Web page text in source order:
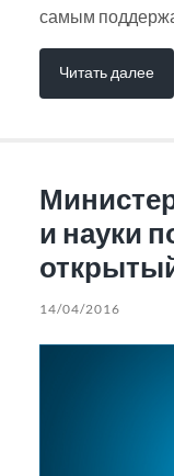
самым
Читать далее
и науки
14/04/2016